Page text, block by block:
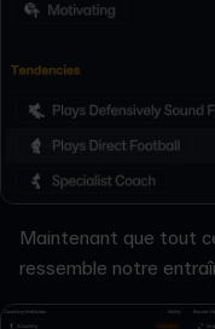
Maintenant que tout
ressemble notre